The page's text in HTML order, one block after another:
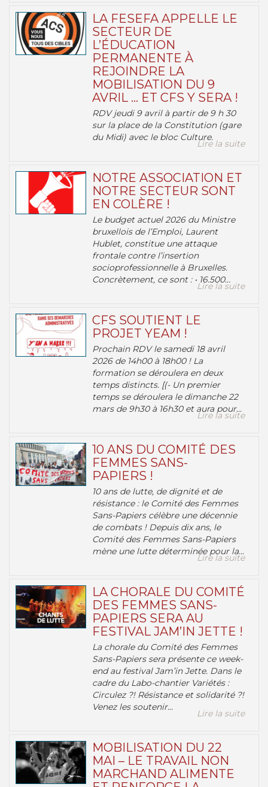
LA FESEFA APPELLE LE
SECTEUR DE
L’ÉDUCATION
PERMANENTE À
REJOINDRE LA
MOBILISATION DU 9
AVRIL … ET CFS Y SERA !
RDV jeudi 9 avril à partir de 9 h 30
sur la place de la Constitution (gare
du Midi) avec le bloc Culture.
Lire la suite
NOTRE ASSOCIATION ET
NOTRE SECTEUR SONT
EN COLÈRE !
Le budget actuel 2026 du Ministre
bruxellois de l’Emploi, Laurent
Hublet, constitue une attaque
frontale contre l’insertion
socioprofessionnelle à Bruxelles.
Concrètement, ce sont : • 16.500...
Lire la suite
CFS SOUTIENT LE
PROJET YEAM !
Prochain RDV le samedi 18 avril
2026 de 14h00 à 18h00 ! La
formation se déroulera en deux
temps distincts. [(- Un premier
temps se déroulera le dimanche 22
mars de 9h30 à 16h30 et aura pour...
Lire la suite
10 ANS DU COMITÉ DES
FEMMES SANS-
PAPIERS !
10 ans de lutte, de dignité et de
résistance : le Comité des Femmes
Sans-Papiers célèbre une décennie
de combats ! Depuis dix ans, le
Comité des Femmes Sans-Papiers
mène une lutte déterminée pour la...
Lire la suite
LA CHORALE DU COMITÉ
DES FEMMES SANS-
PAPIERS SERA AU
FESTIVAL JAM’IN JETTE !
La chorale du Comité des Femmes
Sans-Papiers sera présente ce week-
end au festival Jam’in Jette. Dans le
cadre du Labo-chantier Variétés :
Circulez ?! Résistance et solidarité ?!
Venez les soutenir...
Lire la suite
MOBILISATION DU 22
MAI – LE TRAVAIL NON
MARCHAND ALIMENTE